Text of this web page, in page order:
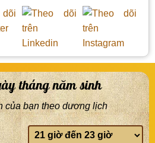
tháng năm sinh
của bạn theo dương lịch
Giờ